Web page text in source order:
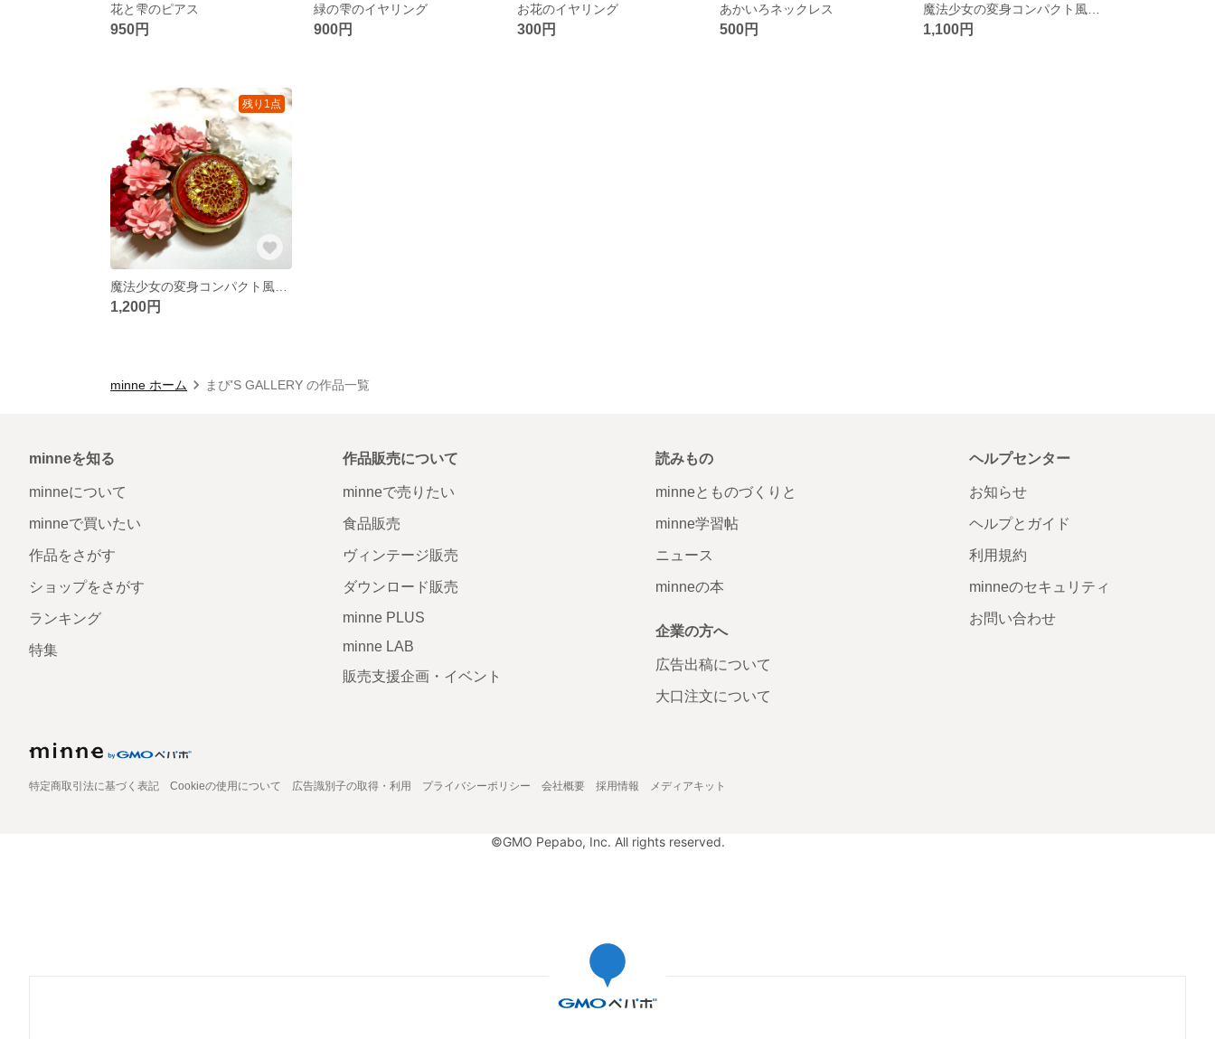
花と雫のピアス
950円
緑の雫のイヤリング
900円
お花のイヤリング
300円
あかいろネックレス
500円 1,100円
残り1点
1,200円
minne ホーム まぴ'S GALLERY の作品一覧
minneを知る
minneについて
minneで買いたい
作品をさがす
ショップをさがす
ランキング
特集
作品販売について
minneで売りたい
食品販売
ヴィンテージ販売
ダウンロード販売
minne PLUS
minne LAB
販売支援企画・イベント
読みもの
minneとものづくりと
minne学習帖
ニュース
minneの本
企業の方へ
広告出稿について
大口注文について
ヘルプセンター
お知らせ
ヘルプとガイド
利用規約
minneのセキュリティ
お問い合わせ
特定商取引法に基づく表記 Cookieの使用について 広告識別子の取得・利用 プライバシーポリシー 会社概要 採用情報 メディアキット
©GMO Pepabo, Inc. All rights reserved.